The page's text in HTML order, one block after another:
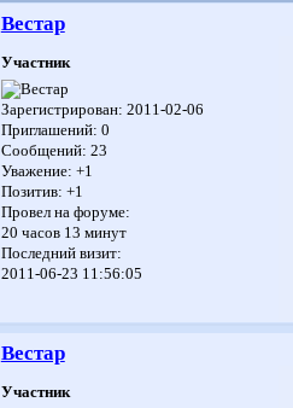
Вестар
Участник
Зарегистрирован: 2011-02-06
Приглашений: 0
Сообщений: 23
Уважение: +1
Позитив: +1
Провел на форуме:
20 часов 13 минут
Последний визит:
2011-06-23 11:56:05
Вестар
Участник